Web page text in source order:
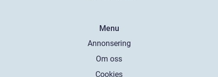
Menu
Annonsering
Om oss
Cookies